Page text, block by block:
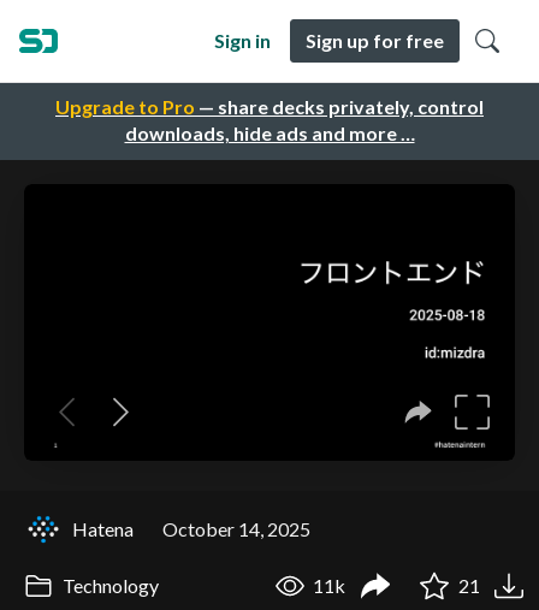
Upgrade to Pro — share decks privately, control
downloads, hide ads and more …
Sign in Sign up for free
Hatena October 14, 2025
Technology 11k 21